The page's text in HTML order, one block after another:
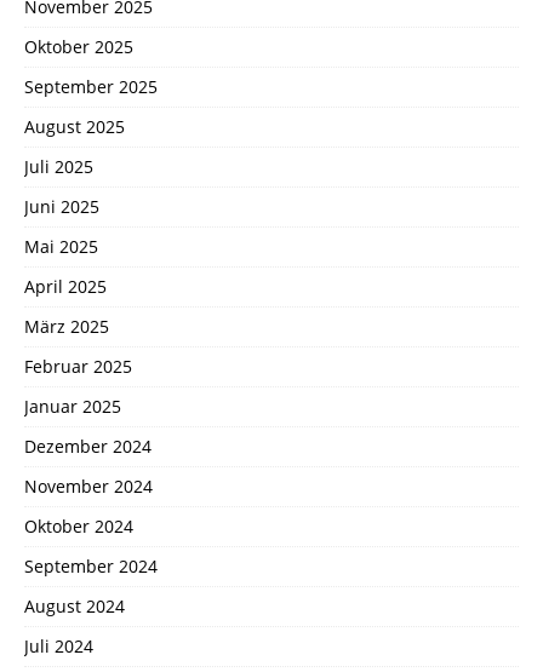
November 2025
Oktober 2025
September 2025
August 2025
Juli 2025
Juni 2025
Mai 2025
April 2025
März 2025
Februar 2025
Januar 2025
Dezember 2024
November 2024
Oktober 2024
September 2024
August 2024
Juli 2024